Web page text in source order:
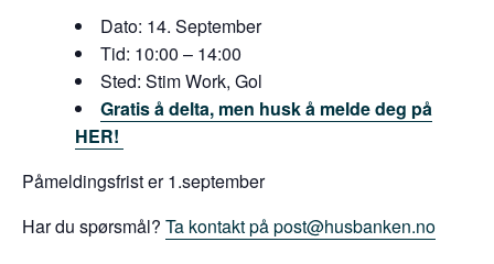
Dato: 14. September
Tid: 10:00 – 14:00
Sted: Stim Work, Gol
Gratis å delta, men husk å melde deg på
HER!
Påmeldingsfrist er 1.september
Har du spørsmål? Ta kontakt påpost@husbanken.no